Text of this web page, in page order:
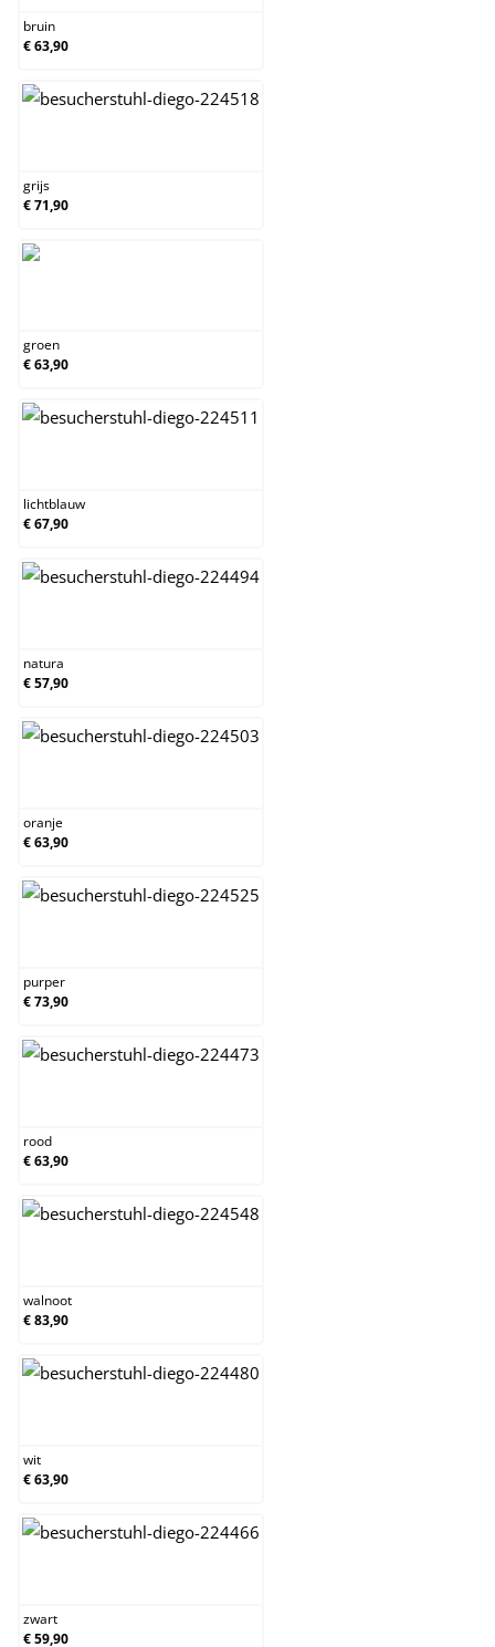
bruin
€ 63,90
grijs
€ 71,90
groen
€ 63,90
lichtblauw
€ 67,90
natura
€ 57,90
oranje
€ 63,90
purper
€ 73,90
rood
€ 63,90
walnoot
€ 83,90
wit
€ 63,90
zwart
€ 59,90